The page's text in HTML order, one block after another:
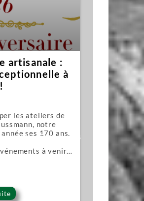
scies japonaises
artisanale :
à
les ateliers de
notre
ses 170 ans.
à venir…